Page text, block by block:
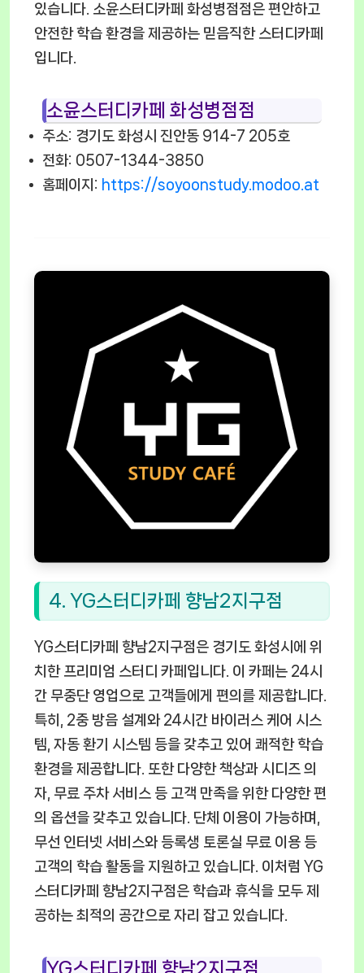
있습니다. 소윤스터디카페 화성병점점은 편안하고
안전한 학습 환경을 제공하는 믿음직한 스터디카페
입니다.
소윤스터디카페 화성병점점
주소: 경기도 화성시 진안동 914-7 205호
전화: 0507-1344-3850
홈페이지: https://soyoonstudy.modoo.at
4. YG스터디카페 향남2지구점
YG스터디카페 향남2지구점은 경기도 화성시에 위
치한 프리미엄 스터디 카페입니다. 이 카페는 24시
간 무중단 영업으로 고객들에게 편의를 제공합니다.
특히, 2중 방음 설계와 24시간 바이러스 케어 시스
템, 자동 환기 시스템 등을 갖추고 있어 쾌적한 학습
환경을 제공합니다. 또한 다양한 책상과 시디즈 의
자, 무료 주차 서비스 등 고객 만족을 위한 다양한 편
의 옵션을 갖추고 있습니다. 단체 이용이 가능하며,
무선 인터넷 서비스와 등록생 토론실 무료 이용 등
고객의 학습 활동을 지원하고 있습니다. 이처럼 YG
스터디카페 향남2지구점은 학습과 휴식을 모두 제
공하는 최적의 공간으로 자리 잡고 있습니다.
YG스터디카페 향남2지구점